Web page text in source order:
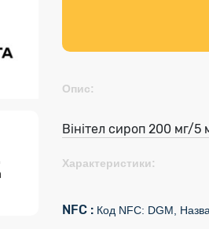
Опис:
Вінітел сироп 200 мг/5
Характеристики:
NFC : Код NFC: DGM,